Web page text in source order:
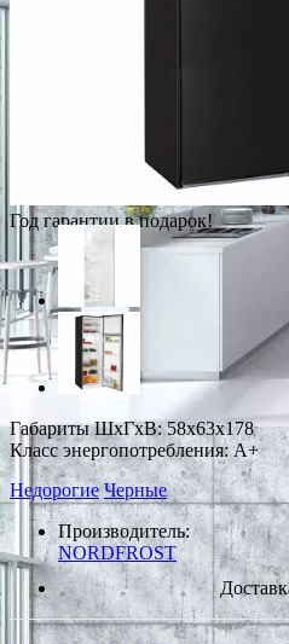
Год гарантии в подарок!
Габариты ШxГxВ: 58x63x178
Класс энергопотребления: A+
Недорогие Черные
Производитель:
NORDFROST